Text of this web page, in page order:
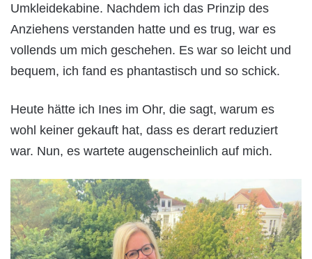
Umkleidekabine. Nachdem ich das Prinzip des
Anziehens verstanden hatte und es trug, war es
vollends um mich geschehen. Es war so leicht und
bequem, ich fand es phantastisch und so schick.
Heute hätte ich Ines im Ohr, die sagt, warum es
wohl keiner gekauft hat, dass es derart reduziert
war. Nun, es wartete augenscheinlich auf mich.